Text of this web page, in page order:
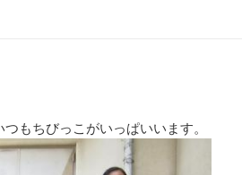
もちびっこがいっぱいいます。